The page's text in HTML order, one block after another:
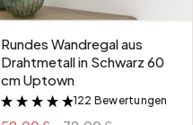
Rundes Wandregal aus
Drahtmetall in Schwarz 60
cm Uptown
&
122 Bewertungen